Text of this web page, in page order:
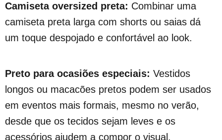
Camiseta oversized preta: Combinar uma
camiseta preta larga com shorts ou saias dá
um toque despojado e confortável ao look.
Preto para ocasiões especiais: Vestidos
longos ou macacões pretos podem ser usados
em eventos mais formais, mesmo no verão,
desde que os tecidos sejam leves e os
acessórios ajudem a compor o visual.